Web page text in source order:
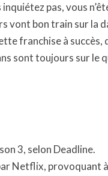
pas, vous
vont bon train sur la
franchise à succès,
sont toujours sur le
3, selon Deadline.
Netflix, provoquant